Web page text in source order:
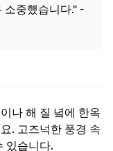
소중했습니다." -
나 해 질 녘에 한옥
. 고즈넉한 풍경 속
있습니다.